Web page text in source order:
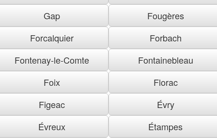
Gap
Fougères
Forcalquier
Forbach
Fontenay-le-Comte
Fontainebleau
Foix
Florac
Figeac
Évry
Évreux
Étampes